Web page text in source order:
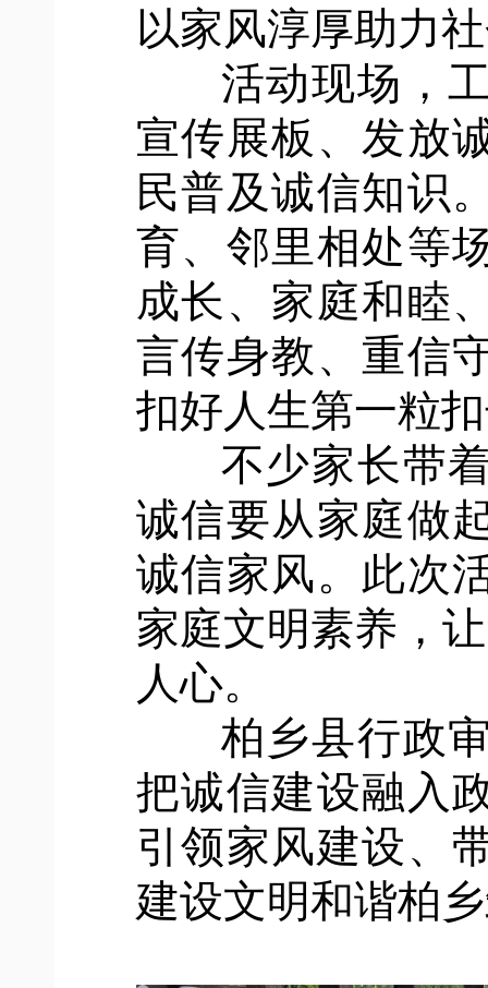
以家风淳厚助力
活动现场，
宣传展板、发放
民普及诚信知识
育、邻里相处等
成长、家庭和睦
言传身教、重信
扣好人生第一粒
不少家长带
诚信要从家庭做
诚信家风。此次
家庭文明素养，
人心。
柏乡县行政
把诚信建设融入
引领家风建设、
建设文明和谐柏